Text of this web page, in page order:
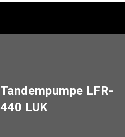
Tandempumpe LFR-
440 LUK